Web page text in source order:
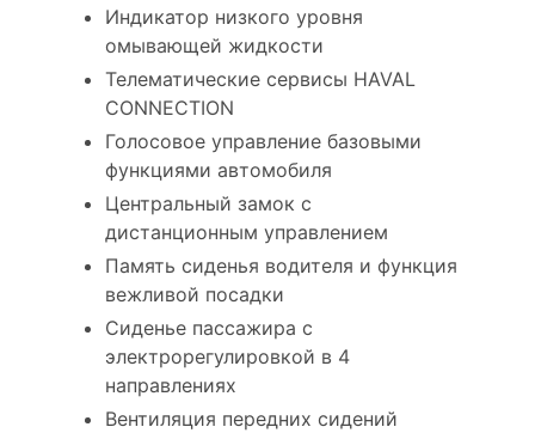
Индикатор низкого уровня
омывающей жидкости
Телематические сервисы HAVAL
CONNECTION
Голосовое управление базовыми
функциями автомобиля
Центральный замок с
дистанционным управлением
Память сиденья водителя и функция
вежливой посадки
Сиденье пассажира с
электрорегулировкой в 4
направлениях
Вентиляция передних сидений